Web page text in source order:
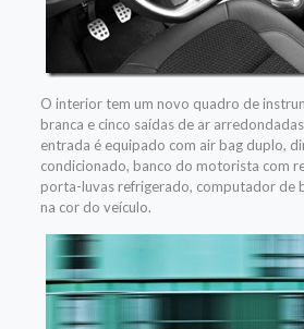
O interior tem um novo quadro de
branca e cinco saídas de ar
entrada é equipado com air bag duplo,
condicionado, banco do motorista com
porta-luvas refrigerado, computador de
na cor do veículo.